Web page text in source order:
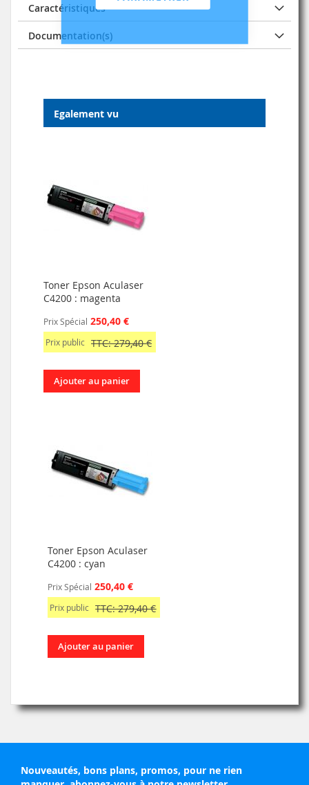
Caractéristiques
Documentation(s)
Egalement vu
Toner Epson Aculaser
C4200 : magenta
Prix Spécial 250,40 €
Prix public TTC: 279,40 €
Ajouter au panier
Toner Epson Aculaser
C4200 : cyan
Prix Spécial 250,40 €
Prix public TTC: 279,40 €
Ajouter au panier
Nouveautés, bons plans, promos, pour ne rien